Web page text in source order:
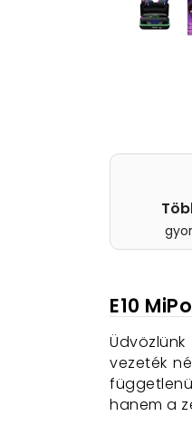
E10
vezeték
hanem a